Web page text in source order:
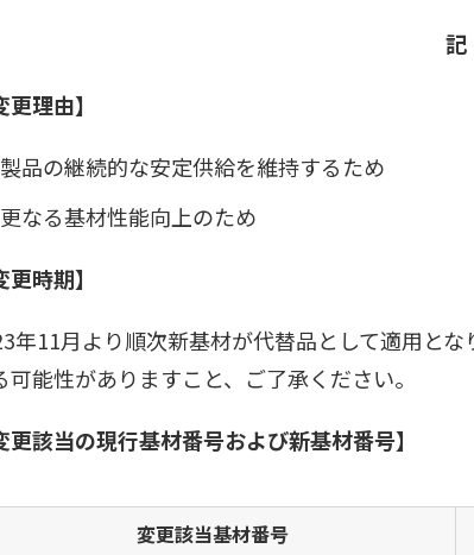
記
更理由】
製品の継続的な安定供給を維持するため
更なる基材性能向上のため
更時期】
年11月より順次新基材が代替品として適用と
可能性がありますこと、ご了承ください。
更該当の現行基材番号および新基材番号】
変更該当基材番号